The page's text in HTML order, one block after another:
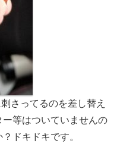
さってるのを差し替え
等はついていませんの
ドキドキです。